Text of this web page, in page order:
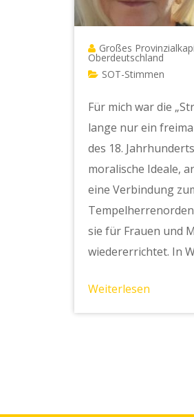
Großes
Oberdeutschland
SOT-Stimmen
Für mich war die
lange nur ein
des 18.
moralische Ideale,
eine Verbindung
sie für Frauen und
wiedererrichtet. In
Weiterlesen